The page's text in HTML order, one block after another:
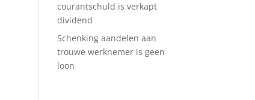
courantschuld is verkapt
dividend
Schenking aandelen aan
trouwe werknemer is geen
loon